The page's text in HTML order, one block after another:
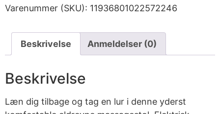
Varenummer (SKU): 11936801022572246
Beskrivelse Anmeldelser (0)
Beskrivelse
Læn dig tilbage og tag en lur i denne yderst